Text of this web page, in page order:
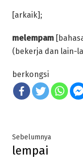
[arkaik];
melempam
(bekerja dan lain-
berkongsi
Post
navigation
SebelumnyaPrevious
lempai